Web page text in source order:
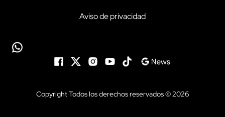
Aviso de privacidad
Copyright Todos los derechos reservados © 2026